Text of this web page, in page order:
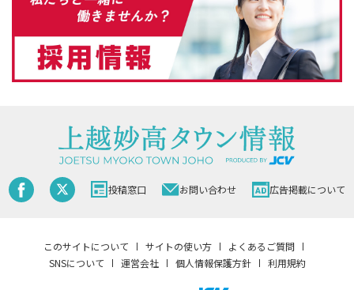
投稿窓口 お問い合わせ 広告掲載について
このサイトについて サイトの使い方
よくあるご質問
SNSについて
運営会社 個人情報保護方針 利用規約